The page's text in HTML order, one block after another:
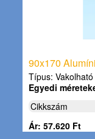
90x170
Típus:
Egyedi
Cikkszám
Ár: 57.620 Ft